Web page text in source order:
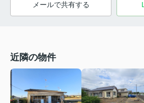
メールで共有する
近隣の物件